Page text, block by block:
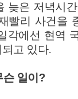
늦은 저녁시
빨리 사건을
각에선 현역
고 있다.
일이?